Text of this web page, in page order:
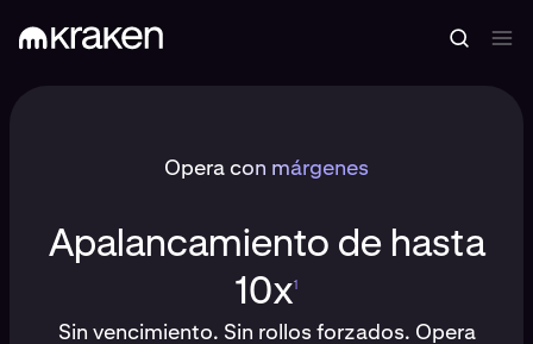
Opera con márgenes
Apalancamiento de hasta
10x1
Sin vencimiento. Sin rollos forzados. Opera